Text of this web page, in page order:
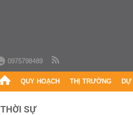
0975798489
QUY HOẠCH THỊ TRƯỜNG DỰ
THỜI SỰ